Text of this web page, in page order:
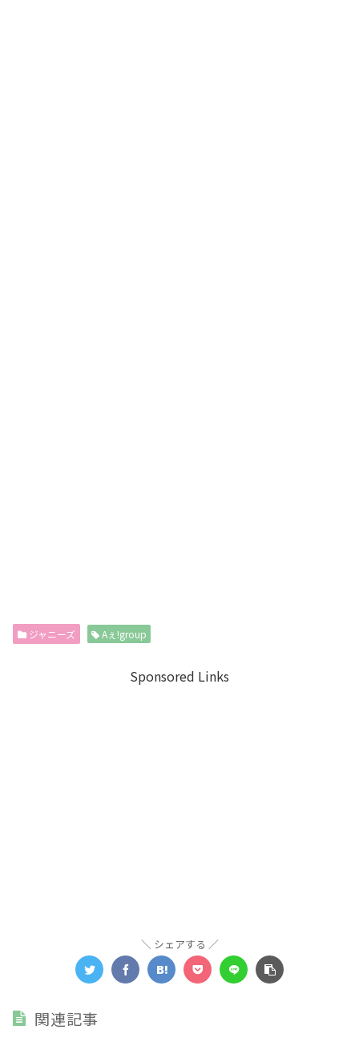
ジャニーズ Aぇ!group
Sponsored Links
シェアする
関連記事